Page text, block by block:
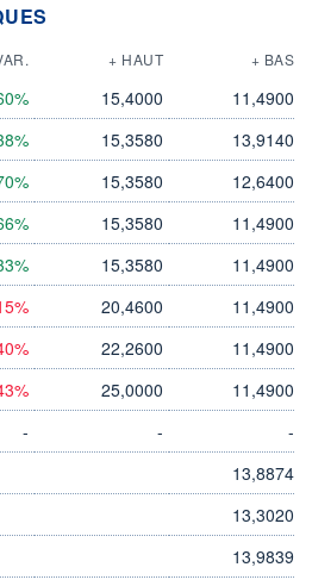
+ HAUT + BAS
15,4000
11,4900
15,3580
13,9140
15,3580
12,6400
15,3580
11,4900
15,3580
11,4900
20,4600
11,4900
22,2600
11,4900
25,0000
11,4900
- -
-
13,8874
13,3020
13,9839